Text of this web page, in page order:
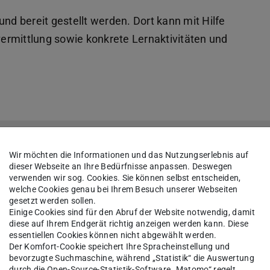
bereit gestellt werden. Dort kann mit Hilfe
sowie konkrete Lernaktivitäten und
Moodle nutzen
Kurs stellt DEN zentralen, digitalen Lernraum für die Studierenden
finden, was sie benötigen. Mit Hilfe der Möglichkeiten in
asynchron stattfinden.
Wir möchten die Informationen und das Nutzungserlebnis auf
dieser Webseite an Ihre Bedürfnisse anpassen. Deswegen
verwenden wir sog. Cookies. Sie können selbst entscheiden,
welche Cookies genau bei Ihrem Besuch unserer Webseiten
gesetzt werden sollen.
Einige Cookies sind für den Abruf der Website notwendig, damit
diese auf Ihrem Endgerät richtig anzeigen werden kann. Diese
essentiellen Cookies können nicht abgewählt werden.
Der Komfort-Cookie speichert Ihre Spracheinstellung und
bevorzugte Suchmaschine, während „Statistik“ die Auswertung